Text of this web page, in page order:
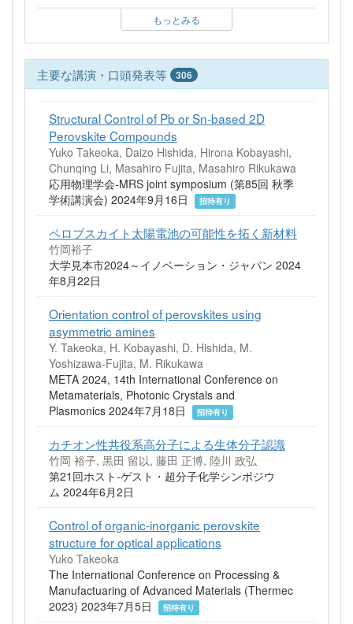
もっとみる
主要な講演・口頭発表等 306
Structural Control of Pb or Sn-based 2D
Perovskite Compounds
Yuko Takeoka, Daizo Hishida, Hirona Kobayashi,
Chunqing Li, Masahiro Fujita, Masahiro Rikukawa
応用物理学会-MRS joint symposium (第85回 秋季
学術講演会) 2024年9月16日
招待有り
ペロブスカイト太陽電池の可能性を拓く新材料
竹岡裕子
大学見本市2024～イノベーション・ジャパン 2024
年8月22日
Orientation control of perovskites using
asymmetric amines
Y. Takeoka, H. Kobayashi, D. Hishida, M.
Yoshizawa-Fujita, M. Rikukawa
META 2024, 14th International Conference on
Metamaterials, Photonic Crystals and
Plasmonics 2024年7月18日
招待有り
カチオン性共役系高分子による生体分子認識
竹岡 裕子, 黒田 留以, 藤田 正博, 陸川 政弘
第21回ホスト-ゲスト・超分子化学シンポジウ
ム 2024年6月2日
Control of organic-inorganic perovskite
structure for optical applications
Yuko Takeoka
The International Conference on Processing &
Manufactuaring of Advanced Materials (Thermec
2023) 2023年7月5日
招待有り